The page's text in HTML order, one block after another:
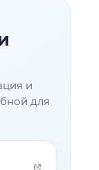
и
для